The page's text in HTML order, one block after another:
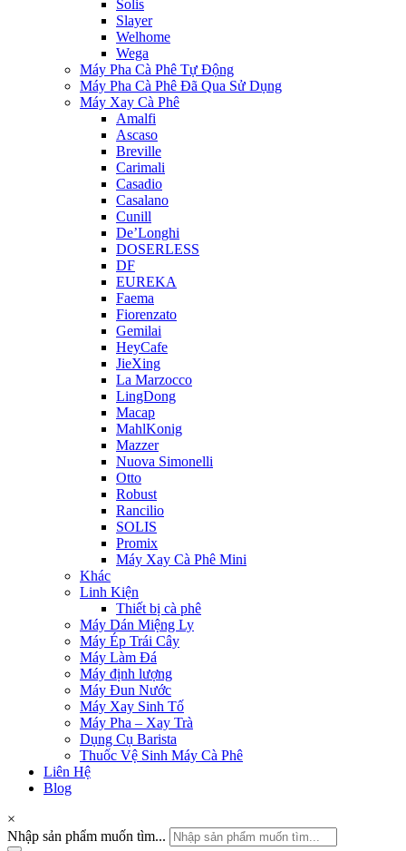
Solis
Slayer
Welhome
Wega
Máy Pha Cà Phê Tự Động
Máy Pha Cà Phê Đã Qua Sử Dụng
Máy Xay Cà Phê
Amalfi
Ascaso
Breville
Carimali
Casadio
Casalano
Cunill
De’Longhi
DOSERLESS
DF
EUREKA
Faema
Fiorenzato
Gemilai
HeyCafe
JieXing
La Marzocco
LingDong
Macap
MahlKonig
Mazzer
Nuova Simonelli
Otto
Robust
Rancilio
SOLIS
Promix
Máy Xay Cà Phê Mini
Khác
Linh Kiện
Thiết bị cà phê
Máy Dán Miệng Ly
Máy Ép Trái Cây
Máy Làm Đá
Máy định lượng
Máy Đun Nước
Máy Xay Sinh Tố
Máy Pha – Xay Trà
Dụng Cụ Barista
Thuốc Vệ Sinh Máy Cà Phê
Liên Hệ
Blog
×
Nhập sản phẩm muốn tìm...